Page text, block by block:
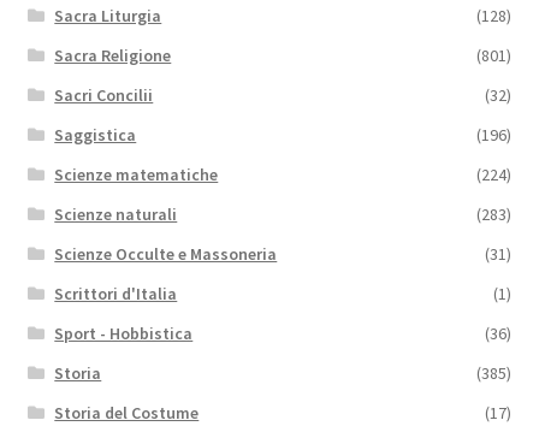
Sacra Liturgia
(128)
Sacra Religione
(801)
Sacri Concilii
(32)
Saggistica
(196)
Scienze matematiche
(224)
Scienze naturali
(283)
Scienze Occulte e Massoneria
(31)
Scrittori d'Italia
(1)
Sport - Hobbistica
(36)
Storia
(385)
Storia del Costume
(17)